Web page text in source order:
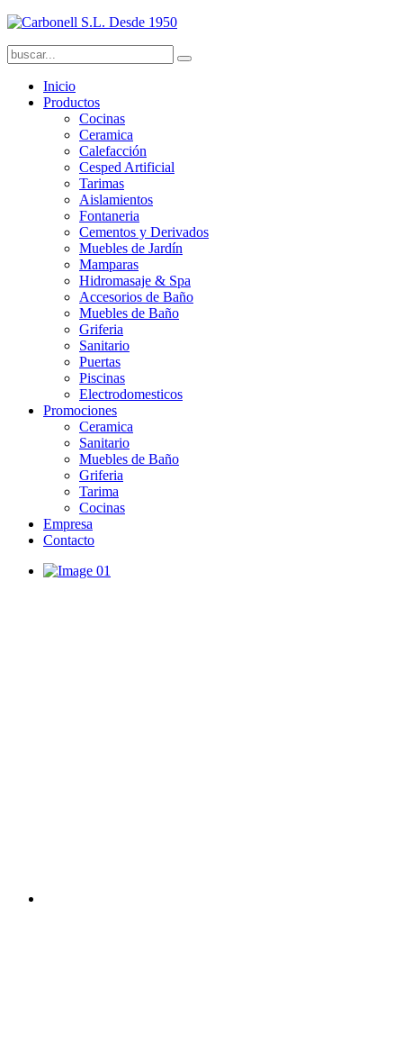
Inicio
Productos
Cocinas
Ceramica
Calefacción
Cesped Artificial
Tarimas
Aislamientos
Fontaneria
Cementos y Derivados
Muebles de Jardín
Mamparas
Hidromasaje & Spa
Accesorios de Baño
Muebles de Baño
Griferia
Sanitario
Puertas
Piscinas
Electrodomesticos
Promociones
Ceramica
Sanitario
Muebles de Baño
Griferia
Tarima
Cocinas
Empresa
Contacto